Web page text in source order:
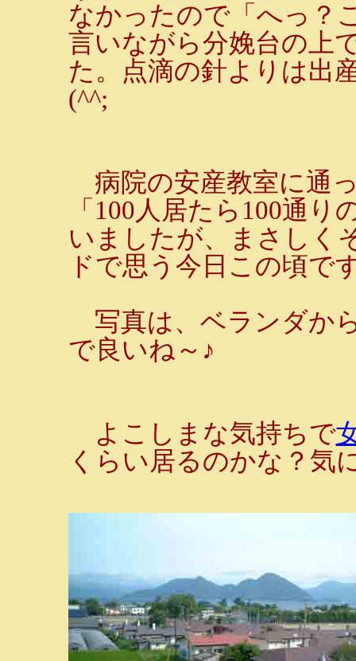
なかったので「へっ？
言いながら分娩台の上
た。点滴の針よりは出
(^^;
病院の安産教室に通
「100人居たら100通
いましたが、まさしく
ドで思う今日この頃で
写真は、ベランダか
で良いね～♪
よこしまな気持ちで
くらい居るのかな？気